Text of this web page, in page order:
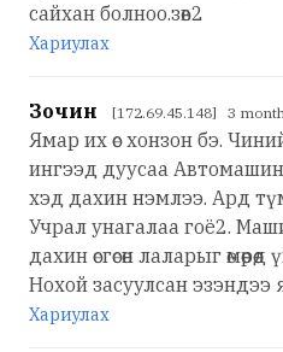
сайхан болноо.зөв2
Хариулах
Зочин [172.69.45.148] 3
Ямар их өс хонзон бэ.
ингээд дуусаа
хэд дахин нэмлээ. Ард
Учрал унагалаа гоё2.
дахин өсгөсөн лаларыг
Нохой засуулсан эзэндээ
Хариулах